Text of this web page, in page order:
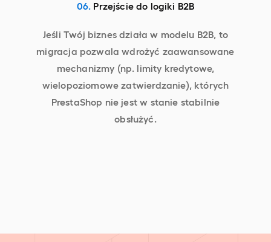
06. Przejście do logiki B2B
Jeśli Twój biznes działa w modelu B2B, to
migracja pozwala wdrożyć zaawansowane
mechanizmy (np. limity kredytowe,
wielopoziomowe zatwierdzanie), których
PrestaShop nie jest w stanie stabilnie
obsłużyć.